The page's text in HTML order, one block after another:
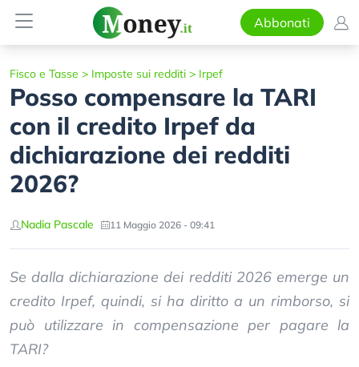
Abbonati
Fisco e Tasse > Imposte sui redditi > Irpef
Posso compensare la TARI
con il credito Irpef da
dichiarazione dei redditi
2026?
Nadia Pascale 11 Maggio 2026 - 09:41
Se dalla dichiarazione dei redditi 2026 emerge un
credito Irpef, quindi, si ha diritto a un rimborso, si
può utilizzare in compensazione per pagare la
TARI?